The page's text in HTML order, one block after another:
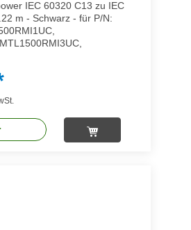
IEC 60320 C13 zu IEC
m - Schwarz - für P/N: